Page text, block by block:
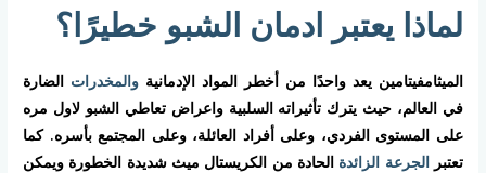
لماذا يعتبر ادمان الشبو خطيرًا؟
الميثامفيتامين يعد واحدًا من أخطر المواد الإدمانية والمخدرات الضارة
في العالم، حيث يترك تأثيراته السلبية واعراض تعاطي الشبو لاول مره
على المستوى الفردي، وعلى أفراد العائلة، وعلى المجتمع بأسره. كما
تعتبرالجرعة الزائدة الحادة من الكريستال ميث شديدة الخطورة ويمكن